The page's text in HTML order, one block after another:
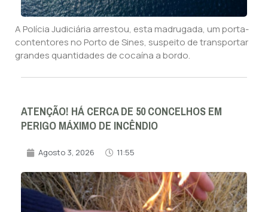
A Polícia Judiciária arrestou, esta madrugada, um porta-
contentores no Porto de Sines, suspeito de transportar
grandes quantidades de cocaína a bordo.
ATENÇÃO! HÁ CERCA DE 50 CONCELHOS EM
PERIGO MÁXIMO DE INCÊNDIO
Agosto 3, 2026 11:55